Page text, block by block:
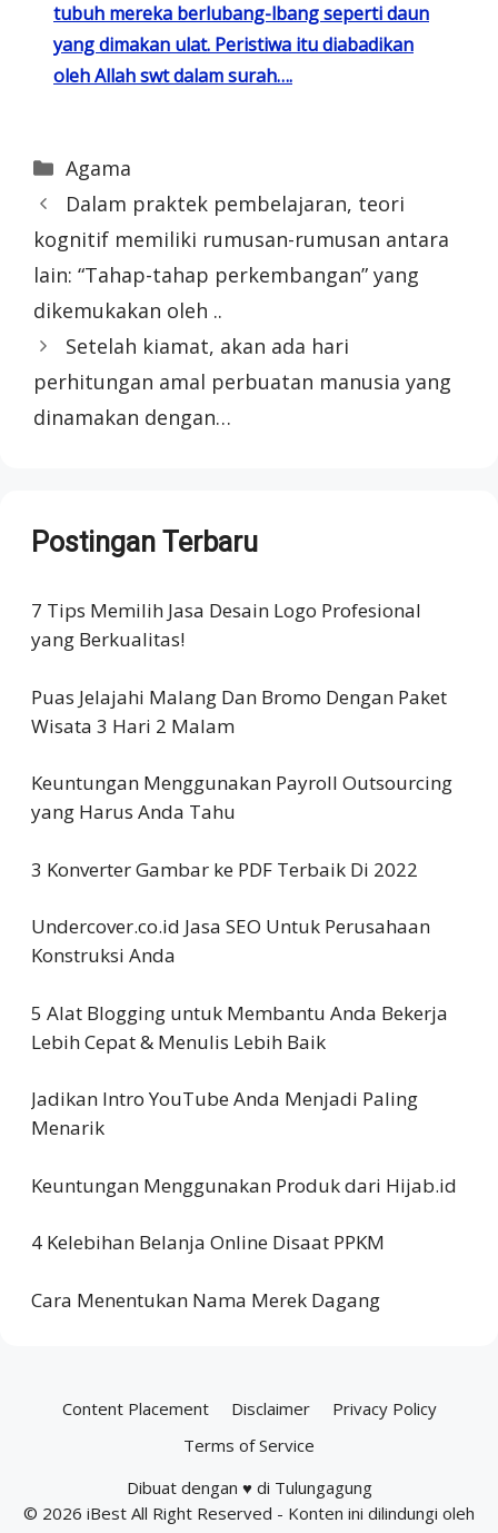
tubuh mereka berlubang-lbang seperti daun
yang dimakan ulat. Peristiwa itu diabadikan
oleh Allah swt dalam surah….
Categories
Agama
Dalam praktek pembelajaran, teori
kognitif memiliki rumusan-rumusan antara
lain: “Tahap-tahap perkembangan” yang
dikemukakan oleh ..
Setelah kiamat, akan ada hari
perhitungan amal perbuatan manusia yang
dinamakan dengan…
Postingan Terbaru
7 Tips Memilih Jasa Desain Logo Profesional
yang Berkualitas!
Puas Jelajahi Malang Dan Bromo Dengan Paket
Wisata 3 Hari 2 Malam
Keuntungan Menggunakan Payroll Outsourcing
yang Harus Anda Tahu
3 Konverter Gambar ke PDF Terbaik Di 2022
Undercover.co.id Jasa SEO Untuk Perusahaan
Konstruksi Anda
5 Alat Blogging untuk Membantu Anda Bekerja
Lebih Cepat & Menulis Lebih Baik
Jadikan Intro YouTube Anda Menjadi Paling
Menarik
Keuntungan Menggunakan Produk dari Hijab.id
4 Kelebihan Belanja Online Disaat PPKM
Cara Menentukan Nama Merek Dagang
Content Placement Disclaimer
Privacy Policy
Terms of Service
Dibuat dengan ♥ di Tulungagung
© 2026 iBest All Right Reserved - Konten ini dilindungi oleh